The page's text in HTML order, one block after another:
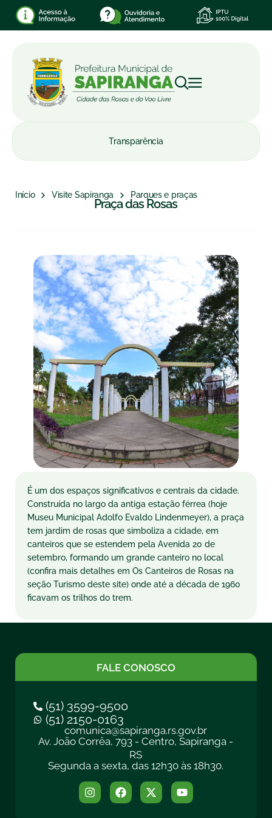
Transparência
Início Visite Sapiranga Parques e praças
Praça das Rosas
É um dos espaços significativos e centrais da cidade.
Construída no largo da antiga estação férrea (hoje
Museu Municipal Adolfo Evaldo Lindenmeyer), a praça
tem jardim de rosas que simboliza a cidade, em
canteiros que se estendem pela Avenida 20 de
setembro, formando um grande canteiro no local
(confira mais detalhes em Os Canteiros de Rosas na
seção Turismo deste site) onde até a década de 1960
ficavam os trilhos do trem.
FALE CONOSCO
(51) 3599-9500
(51) 2150-0163
comunica@sapiranga.rs.gov.br
Av. João Corrêa, 793 - Centro, Sapiranga -
RS
Segunda a sexta, das 12h30 às 18h30.